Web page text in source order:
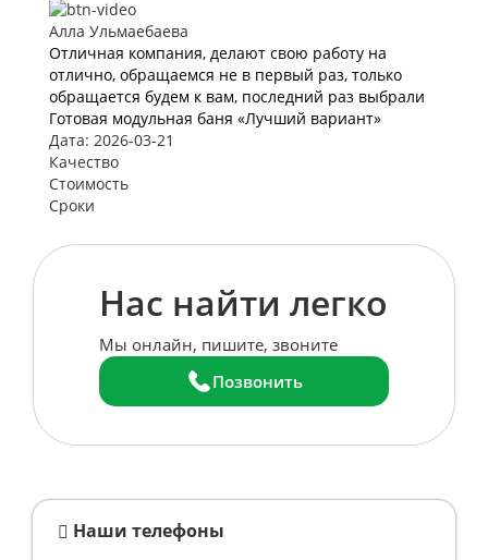
Алла Ульмаебаева
Отличная компания, делают свою работу на
отлично, обращаемся не в первый раз, только
обращается будем к вам, последний раз выбрали
Готовая модульная баня «Лучший вариант»
Дата: 2026-03-21
Качество
Стоимость
Сроки
Нас найти легко
Мы онлайн, пишите, звоните
Позвонить
Наши телефоны